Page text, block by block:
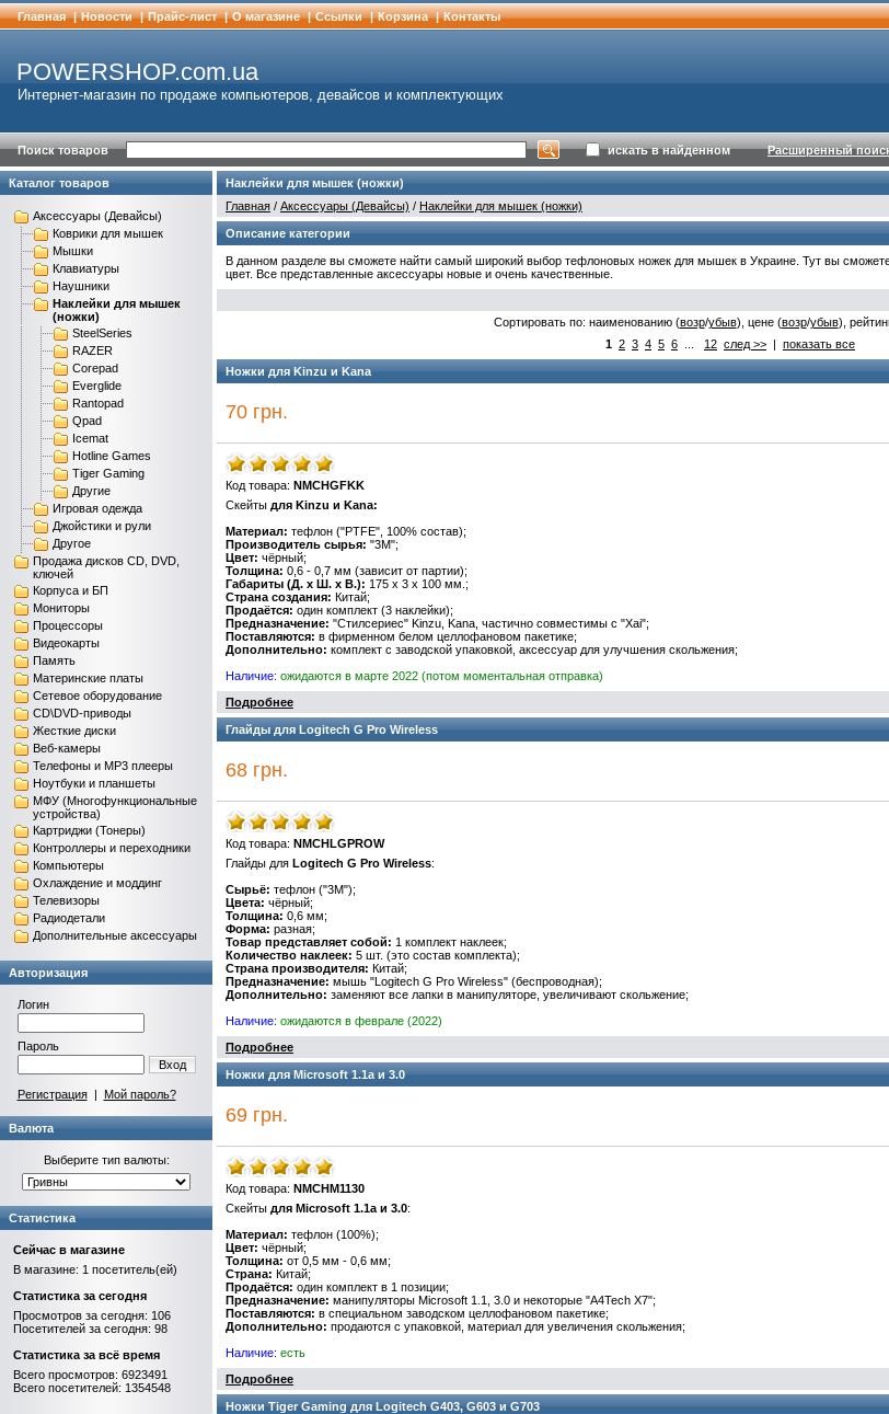
Главная | Новости | Прайс-лист | О магазине | Cсылки | Корзина | Контакты
POWERSHOP.com.ua
Интернет-магазин по продаже компьютеров, девайсов и комплектующих
Поиск товаров искать в найденном Расширенный
Каталог товаров
Аксессуары (Девайсы)
Коврики для мышек
Мышки
Клавиатуры
Наушники
Наклейки для мышек
(ножки)
SteelSeries
RAZER
Corepad
Everglide
Rantopad
Qpad
Icemat
Hotline Games
Tiger Gaming
Другие
Игровая одежда
Джойстики и рули
Другое
Продажа дисков CD, DVD,
ключей
Корпуса и БП
Мониторы
Процессоры
Видеокарты
Память
Материнские платы
Сетевое оборудование
CD\DVD-приводы
Жесткие диски
Веб-камеры
Телефоны и MP3 плееры
Ноутбуки и планшеты
МФУ (Многофункциональные
устройства)
Картриджи (Тонеры)
Контроллеры и переходники
Компьютеры
Охлаждение и моддинг
Телевизоры
Радиодетали
Дополнительные аксессуары
Авторизация
Логин
Пароль
Вход
Регистрация| Мой пароль?
Валюта
Выберите тип валюты:
Статистика
Сейчас в магазине
В магазине: 1 посетитель(ей)
Статистика за сегодня
Просмотров за сегодня: 106
Посетителей за сегодня: 98
Статистика за всё время
Всего просмотров: 6923491
Всего посетителей: 1354548
Наклейки для мышек (ножки)
Главная / Аксессуары (Девайсы) / Наклейки для мышек (ножки)
Описание категории
В данном разделе вы сможете найти самый широкий выбор тефлоновых ножек для мышек в Украине. Тут вы
цвет. Все представленные аксессуары новые и очень качественные.
Сортировать по: наименованию (возр/убыв), цене (возр/убыв),
1 2 3 4 5 6 12 след >> | показать все
Ножки для Kinzu и Kana
70 грн.
Код товара: NMCHGFKK
Скейты для Kinzu и Kana:
Материал: тефлон ("PTFE", 100% состав);
Производитель сырья: "3M";
Цвет: чёрный;
Толщина: 0,6 - 0,7 мм (зависит от партии);
Габариты (Д. x Ш. x В.): 175 х 3 х 100 мм.;
Страна создания: Китай;
Продаётся: один комплект (3 наклейки);
Предназначение: "Стилсериес" Kinzu, Kana, частично совместимы с "Xai";
Поставляются: в фирменном белом целлофановом пакетике;
Дополнительно: комплект с заводской упаковкой, аксессуар для улучшения скольжения;
Наличие: ожидаются в марте 2022 (потом моментальная отправка)
Подробнее
Глайды для Logitech G Pro Wireless
68 грн.
Код товара: NMCHLGPROW
Глайды для Logitech G Pro Wireless:
Сырьё: тефлон ("3M");
Цвета: чёрный;
Толщина: 0,6 мм;
Форма: разная;
Товар представляет собой: 1 комплект наклеек;
Количество наклеек: 5 шт. (это состав комплекта);
Страна производителя: Китай;
Предназначение: мышь "Logitech G Pro Wireless" (беспроводная);
Дополнительно: заменяют все лапки в манипуляторе, увеличивают скольжение;
Наличие: ожидаются в феврале (2022)
Подробнее
Ножки для Microsoft 1.1a и 3.0
69 грн.
Код товара: NMCHM1130
Скейты для Microsoft 1.1a и 3.0:
Материал: тефлон (100%);
Цвет: чёрный;
Толщина: от 0,5 мм - 0,6 мм;
Страна: Китай;
Продаётся: один комплект в 1 позиции;
Предназначение: манипуляторы Microsoft 1.1, 3.0 и некоторые "A4Tech X7";
Поставляются: в специальном заводском целлофановом пакетике;
Дополнительно: продаются с упаковкой, материал для увеличения скольжения;
Наличие: есть
Подробнее
Ножки Tiger Gaming для Logitech G403, G603 и G703